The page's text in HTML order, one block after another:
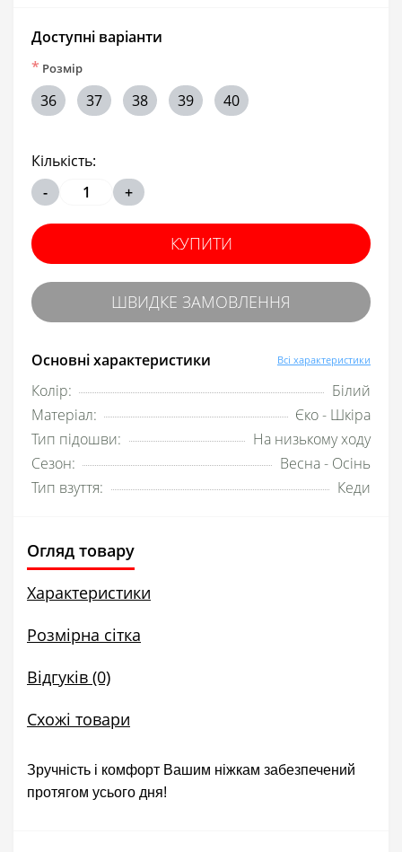
Основні характеристики Всі характеристики
Колір:
Білий
Матеріал:
Єко - Шкіра
Тип підошви:
На низькому ходу
Сезон:
Весна - Осінь
Тип взуття:
Кеди
Доступні варіанти
* Розмір
36 37 38 39 40
Кількість:
-
+
КУПИТИ
ШВИДКЕ ЗАМОВЛЕННЯ
Огляд товару
Характеристики
Розмірна сітка
Відгуків (0)
Схожі товари
Зручність і комфорт Вашим ніжкам забезпечений
протягом усього дня!